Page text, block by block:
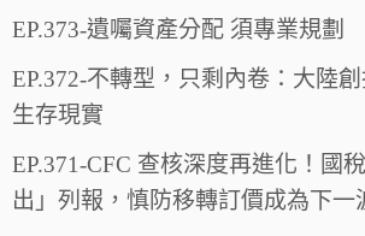
EP.373-遺囑資產分配 須專業規劃
EP.372-不轉型，只剩內卷：大陸
生存現實
EP.371-CFC 查核深度再進化！國
出」列報，慎防移轉訂價成為下一